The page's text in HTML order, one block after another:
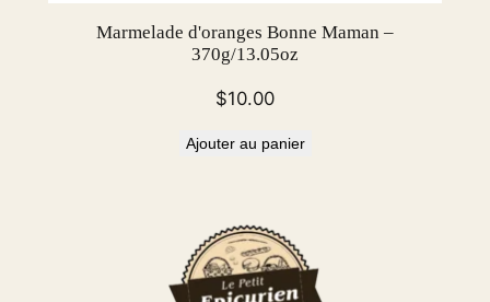
Marmelade d'oranges Bonne Maman –
370g/13.05oz
$10.00
Ajouter au panier